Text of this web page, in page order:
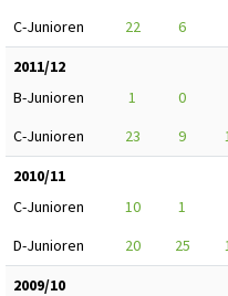
C-Junioren
22 6
2011/12
B-Junioren
1 0
C-Junioren
23 9
2010/11
C-Junioren
10 1
D-Junioren
20 25
2009/10